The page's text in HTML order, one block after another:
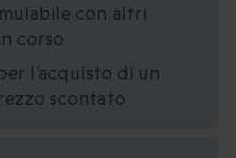
con altri
corso
l’acquisto di un
scontato